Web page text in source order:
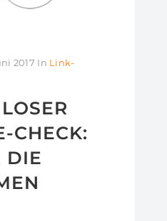
2017 In Link-
CHECK:
DIE